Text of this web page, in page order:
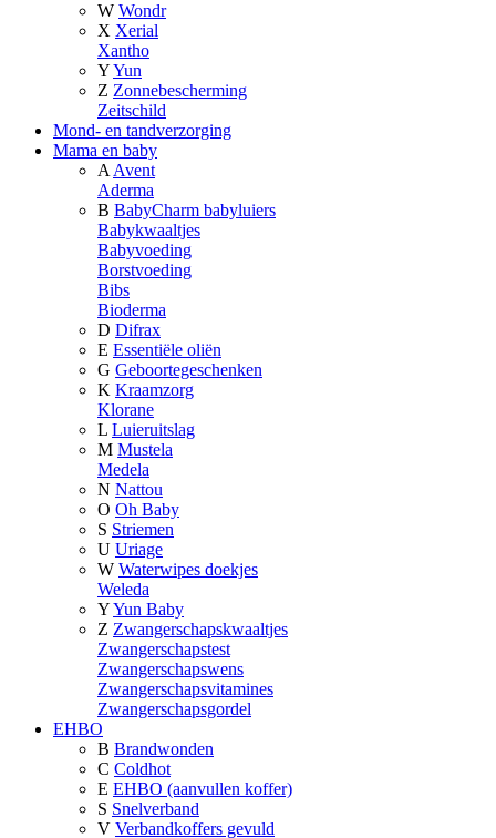
W Wondr
X Xerial
Xantho
YYun
Z Zonnebescherming
Zeitschild
Mond- en tandverzorging
Mama en baby
A Avent
Aderma
B BabyCharm babyluiers
Babykwaaltjes
Babyvoeding
Borstvoeding
Bibs
Bioderma
D Difrax
E Essentiële oliën
G Geboortegeschenken
K Kraamzorg
Klorane
L Luieruitslag
M Mustela
Medela
N Nattou
O Oh Baby
S Striemen
U Uriage
W Waterwipes doekjes
Weleda
YYun Baby
Z Zwangerschapskwaaltjes
Zwangerschapstest
Zwangerschapswens
Zwangerschapsvitamines
Zwangerschapsgordel
EHBO
B Brandwonden
C Coldhot
E EHBO (aanvullen koffer)
S Snelverband
V Verbandkoffers gevuld